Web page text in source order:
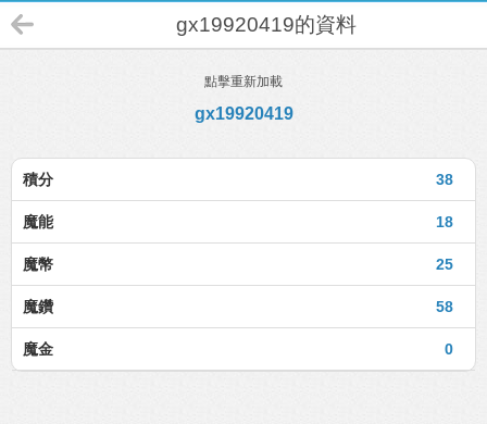
gx19920419的資料
點擊重新加載
gx19920419
38
積分
18
魔能
25
魔幣
58
魔鑽
0
魔金